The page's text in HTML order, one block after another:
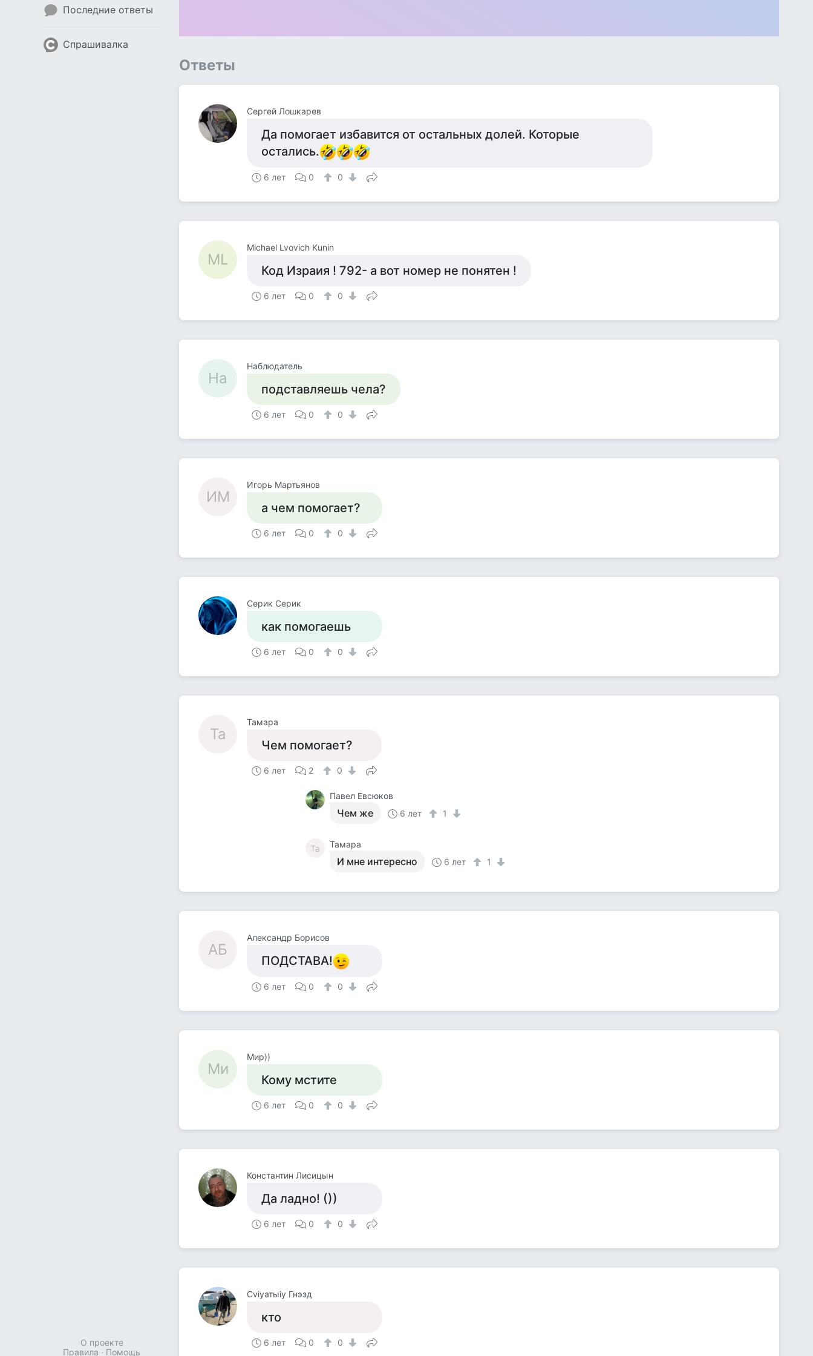
Последние ответы
Спрашивалка
О проекте
Правила · Помощь
Ответы
Сергей Лошкарев
Да помогает избавится от остальных долей. Которые
остались.
6 лет 0 0
ML
Michael Lvovich Kunin
Код Израия ! 792- а вот номер не понятен !
6 лет 0 0
На
Наблюдатель
подставляешь чела?
6 лет 0 0
ИМ
Игорь Мартьянов
а чем помогает?
6 лет 0 0
Серик Серик
как помогаешь
6 лет 0 0
Та
Тамара
Чем помогает?
6 лет 2 0
Павел Евсюков
Чем же 6 лет 1
Та Тамара
И мне интересно 6 лет 1
АБ
Александр Борисов
ПОДСТАВА!
6 лет 0 0
Ми
Мир))
Кому мстите
6 лет 0 0
Константин Лисицын
Да ладно! ())
6 лет 0 0
Cviyатыiy Гнэзд
кто
6 лет 0 0